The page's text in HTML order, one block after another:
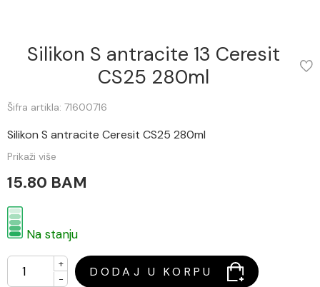
Silikon S antracite 13 Ceresit
CS25 280ml
Šifra artikla: 71600716
Silikon S antracite Ceresit CS25 280ml
Prikaži više
15.80 BAM
Na stanju
+
-
DODAJ U KORPU